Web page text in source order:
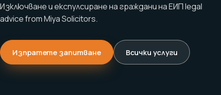
Изключване и експулсиране на граждани на ЕИП legal
advice from Miya Solicitors.
Изпратете запитване Всички услуги